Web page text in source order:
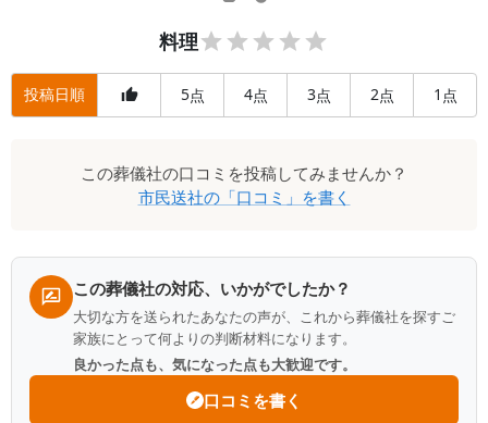
料理
投稿日順 5点 4点 3点 2点 1 点
この葬儀社の口コミを投稿してみませんか？
市民送社の「口コミ」を書く
この葬儀社の対応、いかがでしたか？
大切な方を送られたあなたの声が、これから葬儀社を探すご
家族にとって何よりの判断材料になります。
良かった点も、気になった点も大歓迎です。
口コミを書く